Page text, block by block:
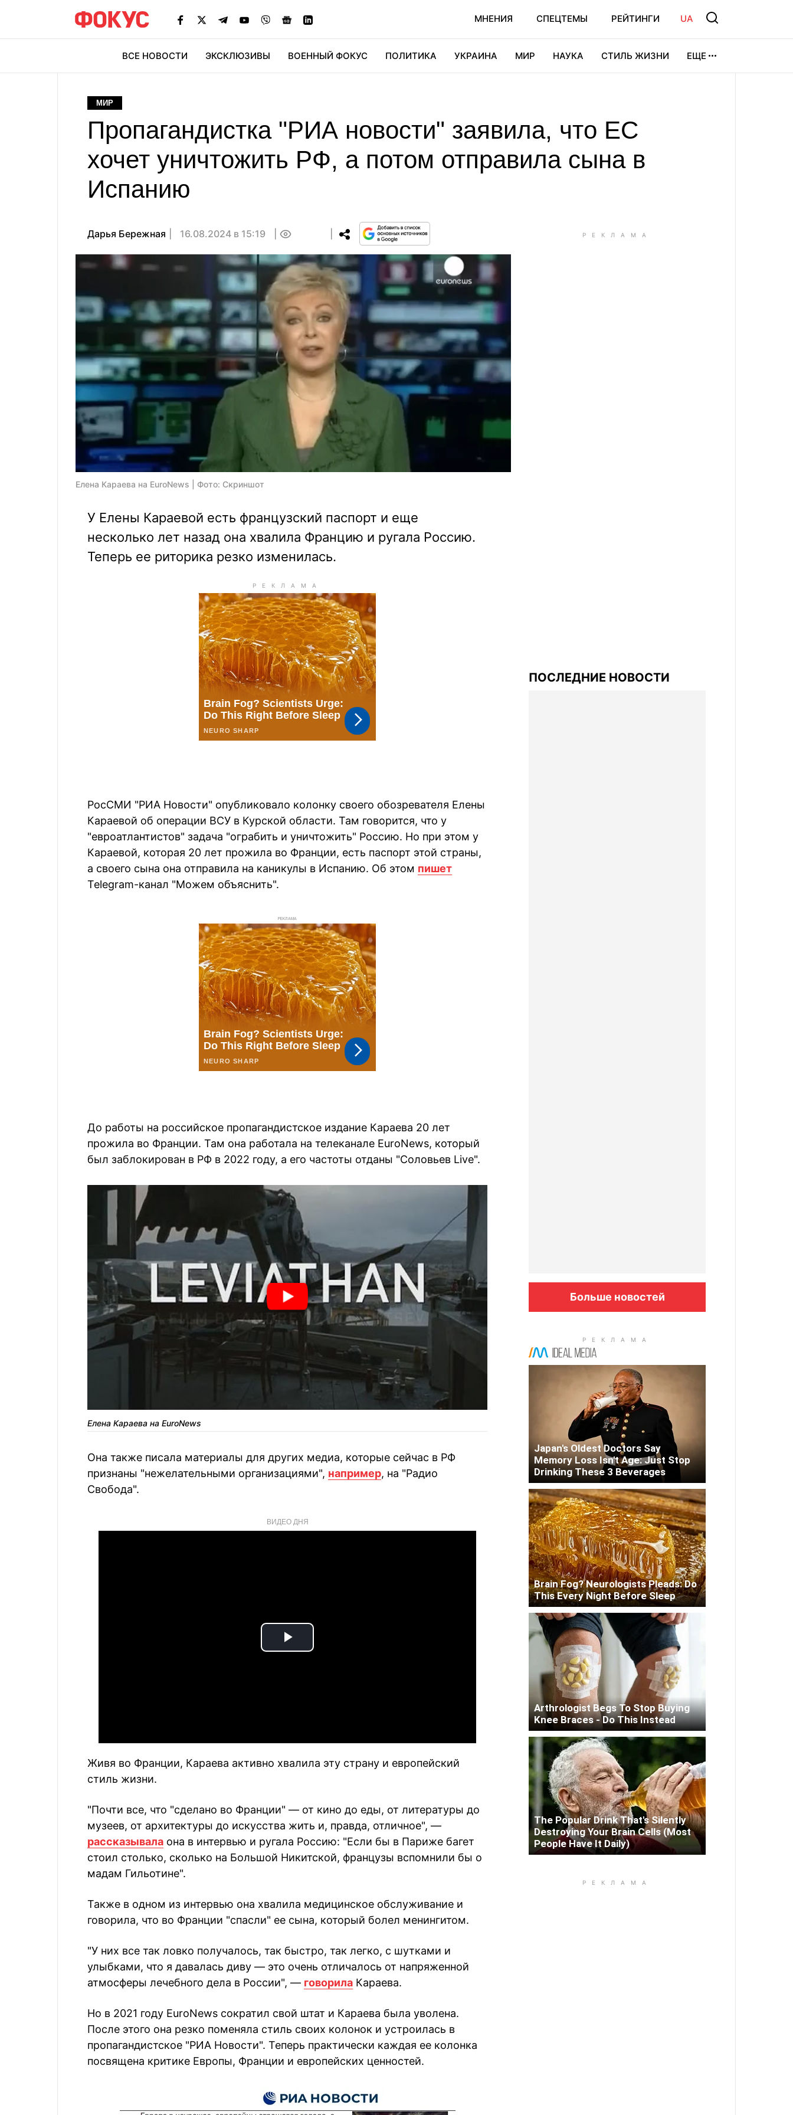
МНЕНИЯ СПЕЦТЕМЫ РЕЙТИНГИ UA
ВСЕ НОВОСТИ ЭКСКЛЮЗИВЫ ВОЕННЫЙ ФОКУС ПОЛИТИКА УКРАИНА МИР НАУКА СТИЛЬ ЖИЗНИ ЕЩЕ
МИР
Пропагандистка "РИА новости" заявила, что ЕС
хочет уничтожить РФ, а потом отправила сына в
Испанию
Дарья Бережная 16.08.2024 в 15:19
Елена Караева на EuroNews | Фото: Скриншот
У Елены Караевой есть французский паспорт и еще
несколько лет назад она хвалила Францию и ругала Россию.
Теперь ее риторика резко изменилась.
РосСМИ "РИА Новости" опубликовало колонку своего обозревателя Елены
Караевой об операции ВСУ в Курской области. Там говорится, что у
"евроатлантистов" задача "ограбить и уничтожить" Россию. Но при этом у
Караевой, которая 20 лет прожила во Франции, есть паспорт этой страны,
а своего сына она отправила на каникулы в Испанию. Об этом пишет
Telegram-канал "Можем объяснить".
РЕКЛАМА
До работы на российское пропагандистское издание Караева 20 лет
прожила во Франции. Там она работала на телеканале EuroNews, который
был заблокирован в РФ в 2022 году, а его частоты отданы "Соловьев Live".
Елена Караева на EuroNews
Она также писала материалы для других медиа, которые сейчас в РФ
признаны "нежелательными организациями", например, на "Радио
Свобода".
ВИДЕО ДНЯ
Play
Живя во Франции, Караева активно хвалила эту страну и европейский
стиль жизни.
"Почти все, что "сделано во Франции" — от кино до еды, от литературы до
музеев, от архитектуры до искусства жить и, правда, отличное", —
рассказывала она в интервью и ругала Россию: "Если бы в Париже багет
стоил столько, сколько на Большой Никитской, французы вспомнили бы о
мадам Гильотине".
Также в одном из интервью она хвалила медицинское обслуживание и
говорила, что во Франции "спасли" ее сына, который болел менингитом.
"У них все так ловко получалось, так быстро, так легко, с шутками и
улыбками, что я давалась диву — это очень отличалось от напряженной
атмосферы лечебного дела в России", — говорила Караева.
Но в 2021 году EuroNews сократил свой штат и Караева была уволена.
После этого она резко поменяла стиль своих колонок и устроилась в
пропагандистское "РИА Новости". Теперь практически каждая ее колонка
посвящена критике Европы, Франции и европейских ценностей.
ПОСЛЕДНИЕ НОВОСТИ
Больше новостей